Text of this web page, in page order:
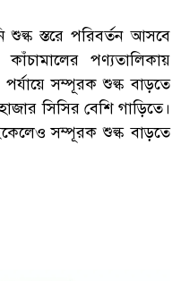
শুল্ক স্তরে পরিবর্তন আসবে
পণ্যতালিকায়
সম্পূরক শুল্ক বাড়তে
সিসির বেশি গাড়িতে।
সম্পূরক শুল্ক বাড়তে